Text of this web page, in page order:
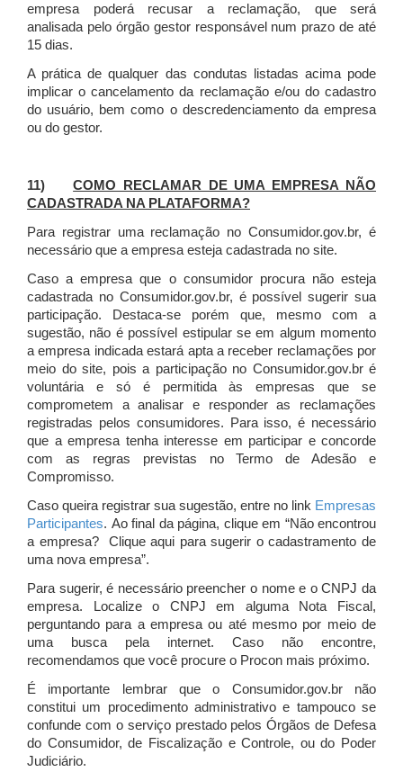
empresa poderá recusar a reclamação, que será
analisada pelo órgão gestor responsável num prazo de até
15 dias.
A prática de qualquer das condutas listadas acima pode
implicar o cancelamento da reclamação e/ou do cadastro
do usuário, bem como o descredenciamento da empresa
ou do gestor.
11)COMO RECLAMAR DE UMA EMPRESA NÃO
CADASTRADA NA PLATAFORMA?
Para registrar uma reclamação no Consumidor.gov.br, é
necessário que a empresa esteja cadastrada no site.
Caso a empresa que o consumidor procura não esteja
cadastrada no Consumidor.gov.br, é possível sugerir sua
participação. Destaca-se porém que, mesmo com a
sugestão, não é possível estipular se em algum momento
a empresa indicada estará apta a receber reclamações por
meio do site, pois a participação no Consumidor.gov.br é
voluntária e só é permitida às empresas que se
comprometem a analisar e responder as reclamações
registradas pelos consumidores. Para isso, é necessário
que a empresa tenha interesse em participar e concorde
com as regras previstas no Termo de Adesão e
Compromisso.
Caso queira registrar sua sugestão, entre no link Empresas
Participantes. Ao final da página, clique em “Não encontrou
a empresa? Clique aqui para sugerir o cadastramento de
uma nova empresa”.
Para sugerir, é necessário preencher o nome e o CNPJ da
empresa. Localize o CNPJ em alguma Nota Fiscal,
perguntando para a empresa ou até mesmo por meio de
uma busca pela internet. Caso não encontre,
recomendamos que você procure o Procon mais próximo.
É importante lembrar que o Consumidor.gov.br não
constitui um procedimento administrativo e tampouco se
confunde com o serviço prestado pelos Órgãos de Defesa
do Consumidor, de Fiscalização e Controle, ou do Poder
Judiciário.